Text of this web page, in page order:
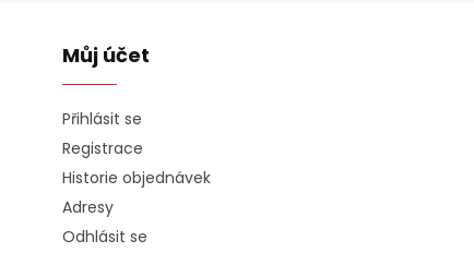
Můj účet
Přihlásit se
Registrace
Historie objednávek
Adresy
Odhlásit se